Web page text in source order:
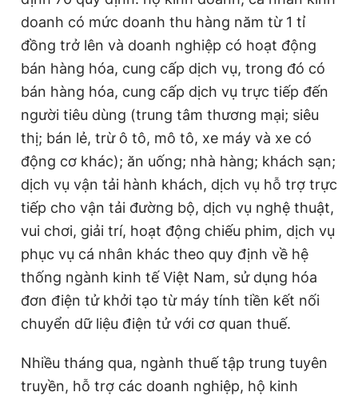
doanh có mức doanh thu hàng năm từ 1 tỉ
đồng trở lên và doanh nghiệp có hoạt động
bán hàng hóa, cung cấp dịch vụ, trong đó có
bán hàng hóa, cung cấp dịch vụ trực tiếp đến
người tiêu dùng (trung tâm thương mại; siêu
thị; bán lẻ, trừ ô tô, mô tô, xe máy và xe có
động cơ khác); ăn uống; nhà hàng; khách sạn;
dịch vụ vận tải hành khách, dịch vụ hỗ trợ trực
tiếp cho vận tải đường bộ, dịch vụ nghệ thuật,
vui chơi, giải trí, hoạt động chiếu phim, dịch vụ
phục vụ cá nhân khác theo quy định về hệ
thống ngành kinh tế Việt Nam, sử dụng hóa
đơn điện tử khởi tạo từ máy tính tiền kết nối
chuyển dữ liệu điện tử với cơ quan thuế.
Nhiều tháng qua, ngành thuế tập trung tuyên
truyền, hỗ trợ các doanh nghiệp, hộ kinh